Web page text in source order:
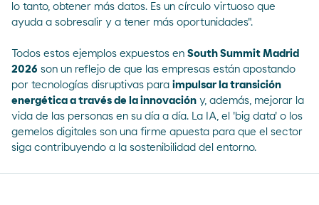
lo tanto, obtener más datos. Es un círculo virtuoso que
ayuda a sobresalir y a tener más oportunidades".
Todos estos ejemplos expuestos en South Summit Madrid
2026 son un reflejo de que las empresas están apostando
por tecnologías disruptivas para impulsar la transición
energética a través de la innovación y, además, mejorar la
vida de las personas en su día a día. La IA, el 'big data' o los
gemelos digitales son una firme apuesta para que el sector
siga contribuyendo a la sostenibilidad del entorno.